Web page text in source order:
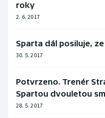
Plavání
Ragby
Rychlobruslení
Rychlostní kanoistika
roky
2. 6. 2017
Sparta dál posiluje,
30. 5. 2017
Potvrzeno. Trenér
Spartou dvouletou
28. 5. 2017